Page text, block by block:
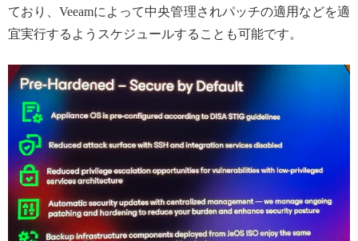
ており、Veeamによって中央管理されパッチの適用などを適
宜実行するようスケジュールすることも可能です。